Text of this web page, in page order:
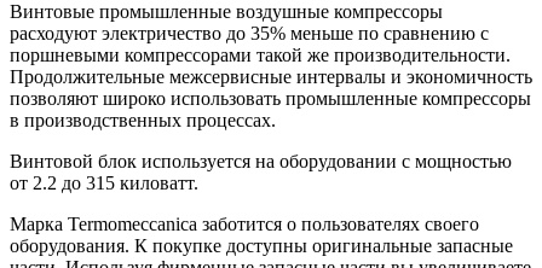
Винтовые промышленные воздушные компрессоры
расходуют электричество до 35% меньше по сравнению с
поршневыми компрессорами такой же производительности.
Продолжительные межсервисные интервалы и экономичность
позволяют широко использовать промышленные компрессоры
в производственных процессах.
Винтовой блок используется на оборудовании с мощностью
от 2.2 до 315 киловатт.
Марка Termomeccanica заботится о пользователях своего
оборудования. К покупке доступны оригинальные запасные